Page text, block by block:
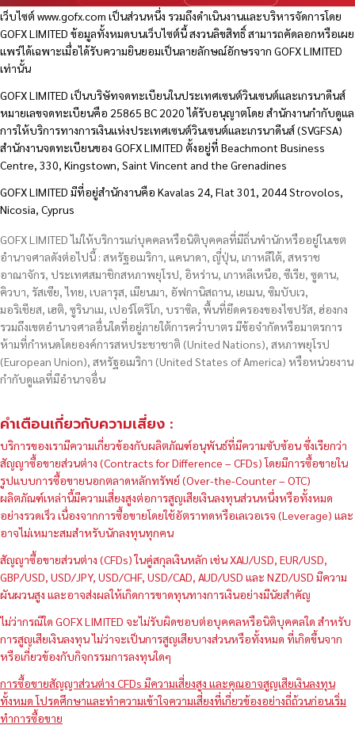
เว็บไซต์www.gofx.com เป็นส่วนหนึ่ง รวมถึงดำเนินงานและบริหารจัดการโดย
GOFX LIMITED ข้อมูลทั้งหมดบนเว็บไซต์นี้ สงวนลิขสิทธิ์ สามารถคัดลอกหรือเผย
แพร่ได้เฉพาะเมื่อได้รับความยินยอมเป็นลายลักษณ์อักษรจาก GOFX LIMITED
เท่านั้น
GOFX LIMITED เป็นบริษัทจดทะเบียนในประเทศเซนต์วินเซนต์และเกรนาดีนส์
หมายเลขจดทะเบียนคือ 25865 BC 2020 ได้รับอนุญาตโดย สำนักงานกำกับดูแล
การให้บริการทางการเงินแห่งประเทศเซนต์วินเซนต์และเกรนาดีนส์ (SVGFSA)
สำนักงานจดทะเบียนของ GOFX LIMITED ตั้งอยู่ที่ Beachmont Business
Centre, 330, Kingstown, Saint Vincent and the Grenadines
GOFX LIMITED มีที่อยู่สำนักงานคือ Kavalas 24, Flat 301, 2044 Strovolos,
Nicosia, Cyprus
GOFX LIMITED ไม่ให้บริการแก่บุคคลหรือนิติบุคคลที่มีถิ่นพำนักหรืออยู่ในเขต
อำนาจศาลดังต่อไปนี้ : สหรัฐอเมริกา, แคนาดา, ญี่ปุ่น, เกาหลีใต้, สหราช
อาณาจักร, ประเทศสมาชิกสหภาพยุโรป, อิหร่าน, เกาหลีเหนือ, ซีเรีย, ซูดาน,
คิวบา, รัสเซีย, ไทย, เบลารุส, เมียนมา, อัฟกานิสถาน, เยเมน, ซิมบับเว,
มอริเชียส, เฮติ, ซูรินาเม, เปอร์โตริโก, บราซิล, พื้นที่ยึดครองของไซปรัส, ฮ่องกง
รวมถึงเขตอำนาจศาลอื่นใดที่อยู่ภายใต้การคว่ำบาตร มีข้อจำกัดหรือมาตรการ
ห้ามที่กำหนดโดยองค์การสหประชาชาติ (United Nations), สหภาพยุโรป
(European Union), สหรัฐอเมริกา (United States of America) หรือหน่วยงาน
กำกับดูแลที่มีอำนาจอื่น
คำเตือนเกี่ยวกับความเสี่ยง :
บริการของเรามีความเกี่ยวข้องกับผลิตภัณฑ์อนุพันธ์ที่มีความซับซ้อน ซึ่งเรียกว่า
สัญญาซื้อขายส่วนต่าง (Contracts for Difference – CFDs) โดยมีการซื้อขายใน
รูปแบบการซื้อขายนอกตลาดหลักทรัพย์ (Over-the-Counter – OTC)
ผลิตภัณฑ์เหล่านี้มีความเสี่ยงสูงต่อการสูญเสียเงินลงทุนส่วนหนึ่งหรือทั้งหมด
อย่างรวดเร็ว เนื่องจากการซื้อขายโดยใช้อัตราทดหรือเลเวอเรจ (Leverage) และ
อาจไม่เหมาะสมสำหรับนักลงทุนทุกคน
สัญญาซื้อขายส่วนต่าง (CFDs) ในคู่สกุลเงินหลัก เช่น XAU/USD, EUR/USD,
GBP/USD, USD/JPY, USD/CHF, USD/CAD, AUD/USD และ NZD/USD มีความ
ผันผวนสูง และอาจส่งผลให้เกิดการขาดทุนทางการเงินอย่างมีนัยสำคัญ
ไม่ว่ากรณีใด GOFX LIMITED จะไม่รับผิดชอบต่อบุคคลหรือนิติบุคคลใด สำหรับ
การสูญเสียเงินลงทุน ไม่ว่าจะเป็นการสูญเสียบางส่วนหรือทั้งหมด ที่เกิดขึ้นจาก
หรือเกี่ยวข้องกับกิจกรรมการลงทุนใดๆ
การซื้อขายสัญญาส่วนต่าง CFDs มีความเสี่ยงสูง และคุณอาจสูญเสียเงินลงทุน
ทั้งหมด โปรดศึกษาและทำความเข้าใจความเสี่ยงที่เกี่ยวข้องอย่างถี่ถ้วนก่อนเริ่ม
ทำการซื้อขาย